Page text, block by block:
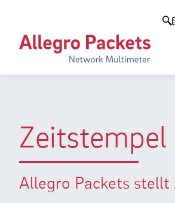
Allegro Packets
Allegro Network Multimeter
Analyse-Module
Resources &
Use Cases
Solution Briefs
Case Studies
Videos
Support
Unternehmen
Unternehmen
Kunden
Umweltschutz
Forschung und Lehre